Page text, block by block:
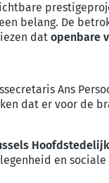
belang. De
dat openbare
Ans
dat er voor de
en